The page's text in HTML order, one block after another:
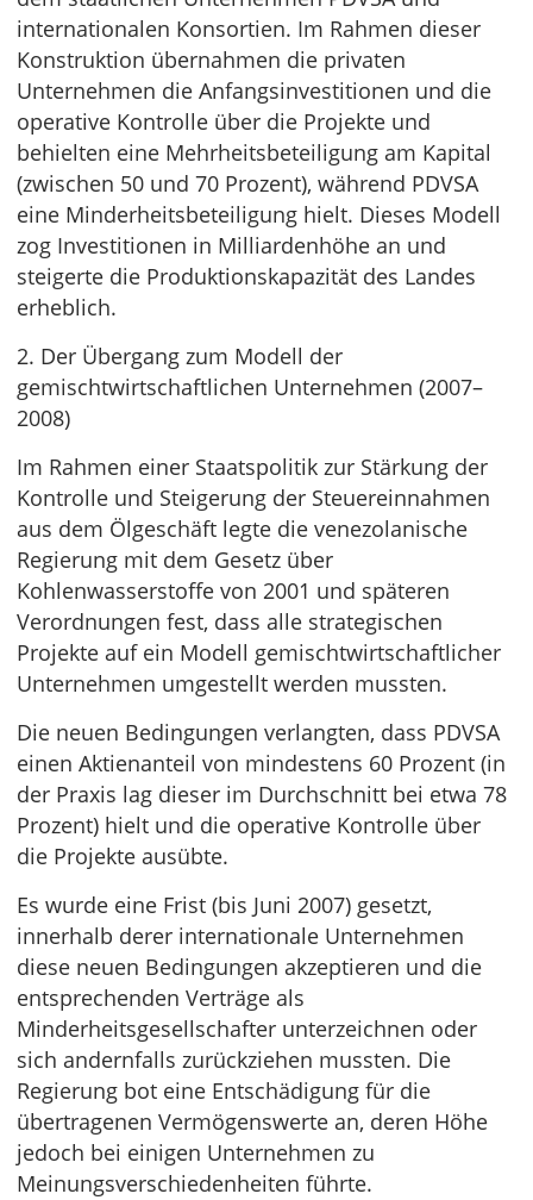
internationalen Konsortien. Im Rahmen dieser
Konstruktion übernahmen die privaten
Unternehmen die Anfangsinvestitionen und die
operative Kontrolle über die Projekte und
behielten eine Mehrheitsbeteiligung am Kapital
(zwischen 50 und 70 Prozent), während PDVSA
eine Minderheitsbeteiligung hielt. Dieses Modell
zog Investitionen in Milliardenhöhe an und
steigerte die Produktionskapazität des Landes
erheblich.
2. Der Übergang zum Modell der
gemischtwirtschaftlichen Unternehmen (2007–
2008)
Im Rahmen einer Staatspolitik zur Stärkung der
Kontrolle und Steigerung der Steuereinnahmen
aus dem Ölgeschäft legte die venezolanische
Regierung mit dem Gesetz über
Kohlenwasserstoffe von 2001 und späteren
Verordnungen fest, dass alle strategischen
Projekte auf ein Modell gemischtwirtschaftlicher
Unternehmen umgestellt werden mussten.
Die neuen Bedingungen verlangten, dass PDVSA
einen Aktienanteil von mindestens 60 Prozent (in
der Praxis lag dieser im Durchschnitt bei etwa 78
Prozent) hielt und die operative Kontrolle über
die Projekte ausübte.
Es wurde eine Frist (bis Juni 2007) gesetzt,
innerhalb derer internationale Unternehmen
diese neuen Bedingungen akzeptieren und die
entsprechenden Verträge als
Minderheitsgesellschafter unterzeichnen oder
sich andernfalls zurückziehen mussten. Die
Regierung bot eine Entschädigung für die
übertragenen Vermögenswerte an, deren Höhe
jedoch bei einigen Unternehmen zu
Meinungsverschiedenheiten führte.